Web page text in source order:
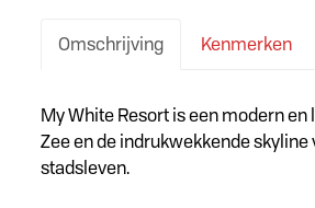
Omschrijving Kenmerken
Omschrijving
My White Resort is een modern
Zee en de indrukwekkende
stadsleven.